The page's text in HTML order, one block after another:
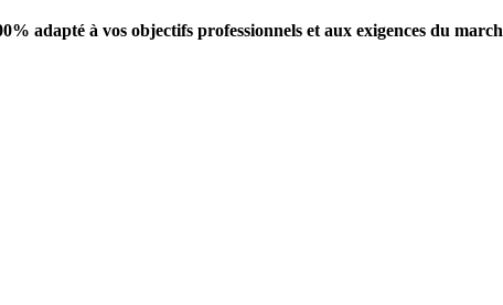
adapté à vos objectifs professionnels et aux exigences du